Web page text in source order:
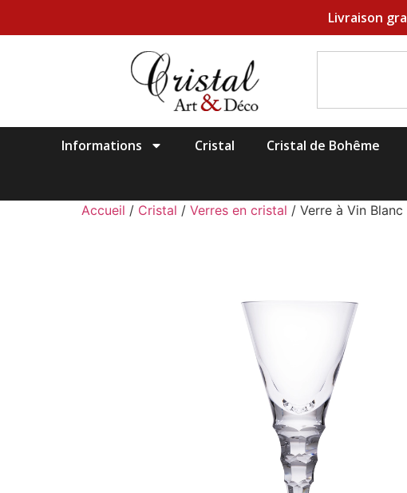
Livraison
Informations Cristal Cristal de Bohême
Accueil / Cristal / Verres en cristal / Verre à Vin